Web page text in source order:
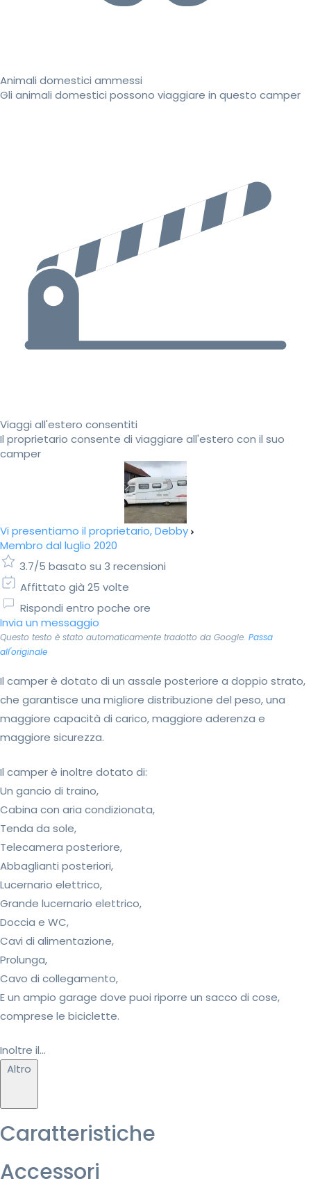
Animali domestici ammessi
Gli animali domestici possono viaggiare in questo camper
Viaggi all'estero consentiti
Il proprietario consente di viaggiare all'estero con il suo
camper
Vi presentiamo il proprietario, Debby
Membro dal luglio 2020
3.7/5 basato su 3 recensioni
Affittato già 25 volte
Rispondi entro poche ore
Invia un messaggio
Questo testo è stato automaticamente tradotto da Google. Passa
all'originale
Il camper è dotato di un assale posteriore a doppio strato,
che garantisce una migliore distribuzione del peso, una
maggiore capacità di carico, maggiore aderenza e
maggiore sicurezza.
Il camper è inoltre dotato di:
Un gancio di traino,
Cabina con aria condizionata,
Tenda da sole,
Telecamera posteriore,
Abbaglianti posteriori,
Lucernario elettrico,
Grande lucernario elettrico,
Doccia e WC,
Cavi di alimentazione,
Prolunga,
Cavo di collegamento,
E un ampio garage dove puoi riporre un sacco di cose,
comprese le biciclette.
Inoltre il...
Altro
Caratteristiche
Accessori